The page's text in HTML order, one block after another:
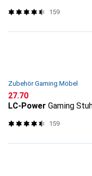
159
Zubehör Gaming Möbel
CHF
27.70
LC-Power Gaming
159